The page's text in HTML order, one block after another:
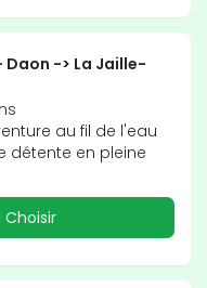
Daon -> La Jaille-
au fil de l'eau
détente en pleine
Choisir